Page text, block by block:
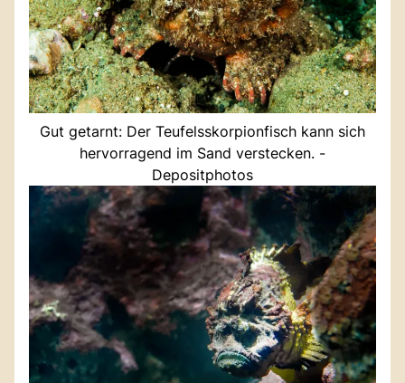
Gut getarnt: Der Teufelsskorpionfisch kann sich
hervorragend im Sand verstecken. -
Depositphotos